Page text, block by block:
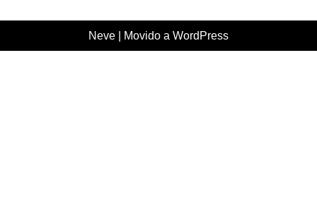
Neve | Movido a WordPress